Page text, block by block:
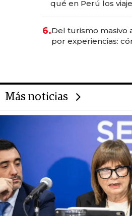
qué en Perú los
transformadoras
6.Del turismo masivo
por experiencias:
Más noticias